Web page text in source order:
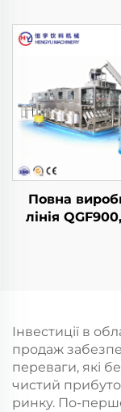
напоїв
6BHY
Повна
лінія
Інвестиції в
продаж
переваги, які
чистий
ринку. По-